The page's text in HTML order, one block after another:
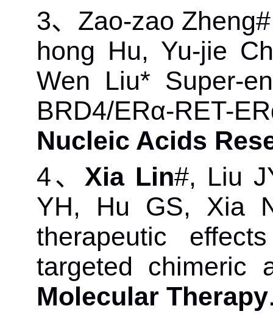
3、 Zao-zao
hong Hu, Yu-jie
Wen Liu* Super-
BRD4/ERα-RET-
Nucleic Acids
4、 Xia Lin#, Liu
YH, Hu GS, Xia
therapeutic
targeted chimeric
Molecular Therapy